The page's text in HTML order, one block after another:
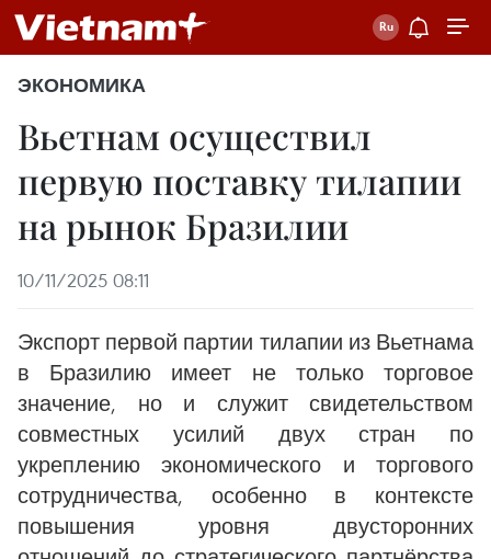
ЭКОНОМИКА
Вьетнам осуществил
первую поставку тилапии
на рынок Бразилии
10/11/2025 08:11
Экспорт первой партии тилапии из Вьетнама
в Бразилию имеет не только торговое
значение, но и служит свидетельством
совместных усилий двух стран по
укреплению экономического и торгового
сотрудничества, особенно в контексте
повышения уровня двусторонних